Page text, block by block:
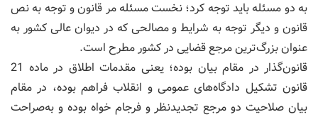
به دو مسئله باید توجه کرد؛ نخست مسئله مر قانون و توجه به نص
قانون و دیگر توجه به شرایط و مصالحی که در دیوان عالی کشور به
عنوان بزرگ‌ترین مرجع قضایی در کشور مطرح است.
قانون‌گذار در مقام بیان بوده؛ یعنی مقدمات اطلاق در ماده 21
قانون تشکیل دادگاه‌های عمومی و انقلاب فراهم بوده، در مقام
بیان صلاحیت دو مرجع تجدیدنظر و فرجام خواه بوده و به‌صراحت